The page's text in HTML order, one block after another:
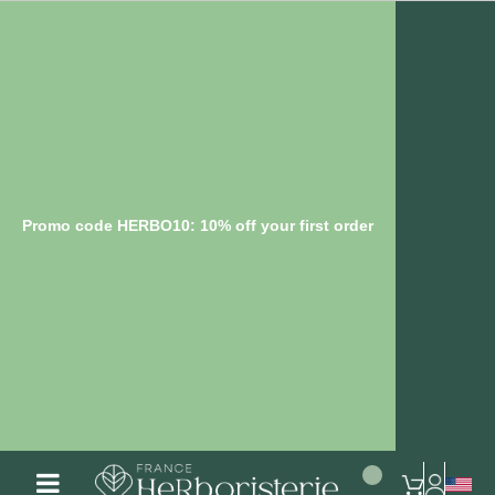
Promo code HERBO10: 10% off your first order